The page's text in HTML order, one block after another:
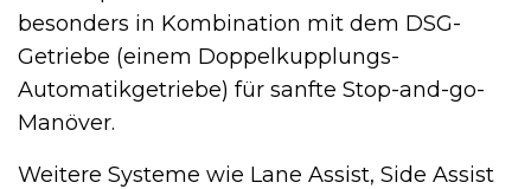
besonders in Kombination mit dem DSG-
Getriebe (einem Doppelkupplungs-
Automatikgetriebe) für sanfte Stop-and-go-
Manöver.
Weitere Systeme wie Lane Assist, Side Assist